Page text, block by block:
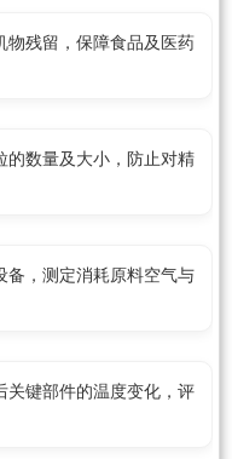
物残留，保障食品及医药
的数量及大小，防止对精
备，测定消耗原料空气与
关键部件的温度变化，评